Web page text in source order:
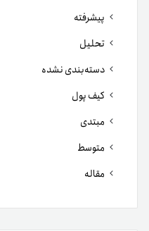
پیشرفته
تحلیل
دسته‌بندی نشده
کیف پول
مبتدی
متوسط
مقاله